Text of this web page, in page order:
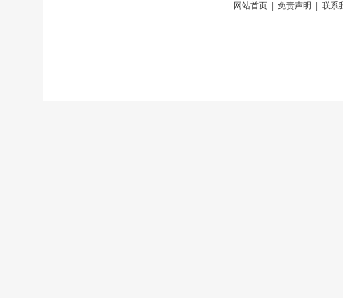
网站首页 免责声明 联系